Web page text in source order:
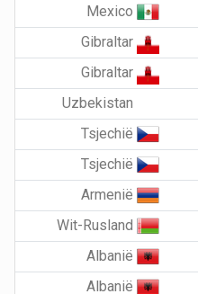
Mexico
Gibraltar
Gibraltar
Uzbekistan
Tsjechië
Tsjechië
Armenië
Wit-Rusland
Albanië
Albanië